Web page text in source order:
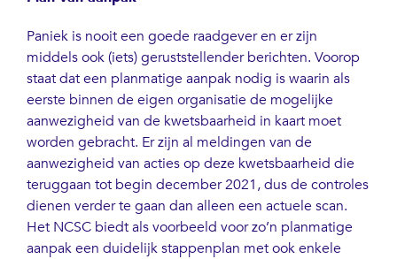
Paniek is nooit een goede raadgever en er zijn
middels ook (iets) geruststellender berichten. Voorop
staat dat een planmatige aanpak nodig is waarin als
eerste binnen de eigen organisatie de mogelijke
aanwezigheid van de kwetsbaarheid in kaart moet
worden gebracht. Er zijn al meldingen van de
aanwezigheid van acties op deze kwetsbaarheid die
teruggaan tot begin december 2021, dus de controles
dienen verder te gaan dan alleen een actuele scan.
Het NCSC biedt als voorbeeld voor zo’n planmatige
aanpak een duidelijk stappenplan met ook enkele